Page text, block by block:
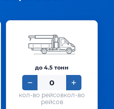
до 4.5 тонн
кол-во
рейсов